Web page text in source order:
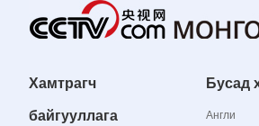
Хамтрагч
байгууллага
Бусад
Англи